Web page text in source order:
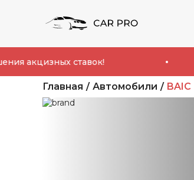
ставок!
Главная Автомобили BAIC